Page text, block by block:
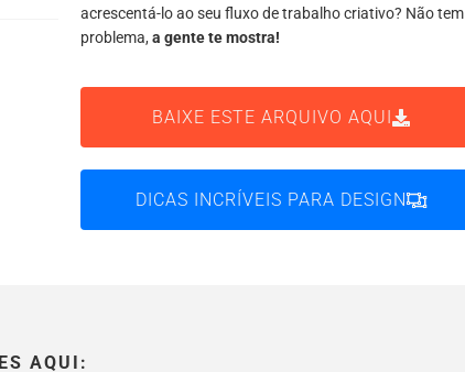
acrescentá-lo ao seu fluxo de trabalho criativo? Não tem
problema, a gente te mostra!
BAIXE ESTE ARQUIVO AQUI
DICAS INCRÍVEIS PARA DESIGN
AQUI: